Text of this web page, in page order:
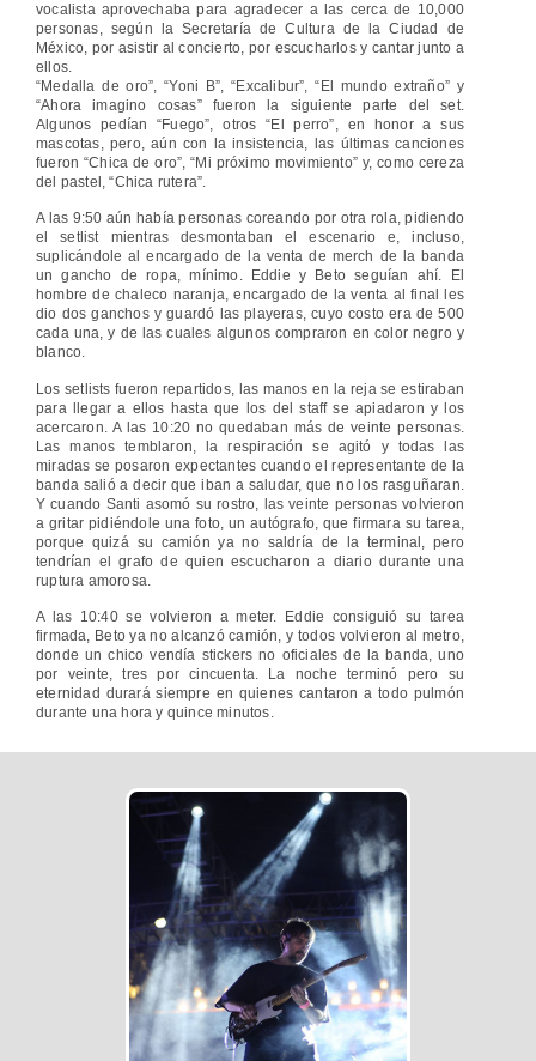
vocalista aprovechaba para agradecer a las cerca de 10,000
personas, según la Secretaría de Cultura de la Ciudad de
México, por asistir al concierto, por escucharlos y cantar junto a
ellos.
“Medalla de oro”, “Yoni B”, “Excalibur”, “El mundo extraño” y
“Ahora imagino cosas” fueron la siguiente parte del set.
Algunos pedían “Fuego”, otros “El perro”, en honor a sus
mascotas, pero, aún con la insistencia, las últimas canciones
fueron “Chica de oro”, “Mi próximo movimiento” y, como cereza
del pastel, “Chica rutera”.
A las 9:50 aún había personas coreando por otra rola, pidiendo
el setlist mientras desmontaban el escenario e, incluso,
suplicándole al encargado de la venta de merch de la banda
un gancho de ropa, mínimo. Eddie y Beto seguían ahí. El
hombre de chaleco naranja, encargado de la venta al final les
dio dos ganchos y guardó las playeras, cuyo costo era de 500
cada una, y de las cuales algunos compraron en color negro y
blanco.
Los setlists fueron repartidos, las manos en la reja se estiraban
para llegar a ellos hasta que los del staff se apiadaron y los
acercaron. A las 10:20 no quedaban más de veinte personas.
Las manos temblaron, la respiración se agitó y todas las
miradas se posaron expectantes cuando el representante de la
banda salió a decir que iban a saludar, que no los rasguñaran.
Y cuando Santi asomó su rostro, las veinte personas volvieron
a gritar pidiéndole una foto, un autógrafo, que firmara su tarea,
porque quizá su camión ya no saldría de la terminal, pero
tendrían el grafo de quien escucharon a diario durante una
ruptura amorosa.
A las 10:40 se volvieron a meter. Eddie consiguió su tarea
firmada, Beto ya no alcanzó camión, y todos volvieron al metro,
donde un chico vendía stickers no oficiales de la banda, uno
por veinte, tres por cincuenta. La noche terminó pero su
eternidad durará siempre en quienes cantaron a todo pulmón
durante una hora y quince minutos.